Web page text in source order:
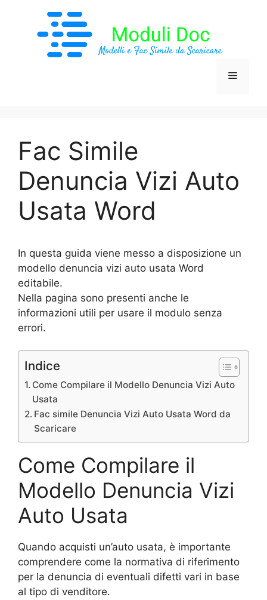
contenuto
Menu
Fac Simile
Denuncia Vizi Auto
Usata Word
In questa guida viene messo a disposizione un
modello denuncia vizi auto usata Word
editabile.
Nella pagina sono presenti anche le
informazioni utili per usare il modulo senza
errori.
Indice
Come Compilare il Modello Denuncia Vizi Auto
Usata
Fac simile Denuncia Vizi Auto Usata Word da
Scaricare
Come Compilare il
Modello Denuncia Vizi
Auto Usata
Quando acquisti un’auto usata, è importante
comprendere come la normativa di riferimento
per la denuncia di eventuali difetti vari in base
al tipo di venditore.